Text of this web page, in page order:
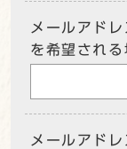
メールアド
を希望され
メールアド